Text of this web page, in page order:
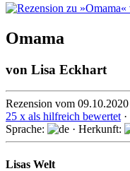
Omama
von Lisa Eckhart
Rezension vom 09.10.2020
25 x als hilfreich bewertet
Sprache:
· Herkunft:
Lisas Welt